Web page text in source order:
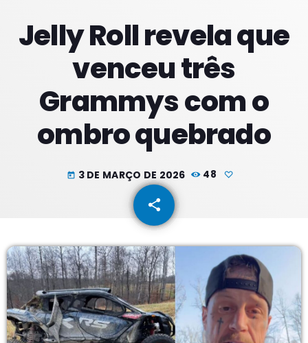
PROXIMOS PROGRAMAS
Madrugadas
COM PATRICIA
02:00 - 05:59
Manhãs
06:00 - 09:59
COM JORGE
10:00 - 13:59
Jelly Roll revela que
venceu três
Grammys com o
ombro quebrado
today 3 DE MARÇO DE 2026 48
share
email